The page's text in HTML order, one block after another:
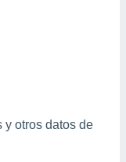
y otros datos de